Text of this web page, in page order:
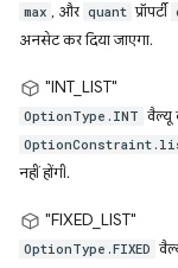
max , और quant प्रॉपर्टी
अनसेट कर दिया जाएगा.
"INT_LIST"
OptionType.INT वैल्यू
नहीं होंगी.
"FIXED_LIST"
OptionType.FIXED